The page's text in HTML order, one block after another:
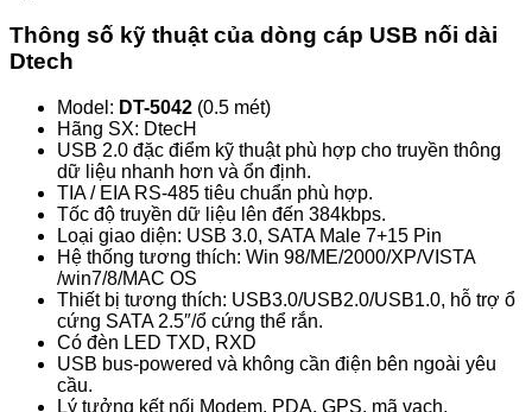
Thông số kỹ thuật của dòng cáp USB nối dài
Dtech
Model: DT-5042 (0.5 mét)
Hãng SX: DtecH
USB 2.0 đặc điểm kỹ thuật phù hợp cho truyền thông
dữ liệu nhanh hơn và ổn định.
TIA / EIA RS-485 tiêu chuẩn phù hợp.
Tốc độ truyền dữ liệu lên đến 384kbps.
Loại giao diện: USB 3.0, SATA Male 7+15 Pin
Hệ thống tương thích: Win 98/ME/2000/XP/VISTA
/win7/8/MAC OS
Thiết bị tương thích: USB3.0/USB2.0/USB1.0, hỗ trợ ổ
cứng SATA 2.5″/ổ cứng thể rắn.
Có đèn LED TXD, RXD
USB bus-powered và không cần điện bên ngoài yêu
cầu.
Lý tưởng kết nối Modem, PDA, GPS, mã vạch,